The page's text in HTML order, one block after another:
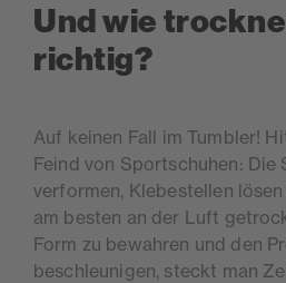
Und wie
richtig?
Auf keinen Fall im Tumbler!
Feind von Sportschuhen: Die
verformen, Klebestellen
am besten an der Luft
Form zu bewahren und den
beschleunigen, steckt man